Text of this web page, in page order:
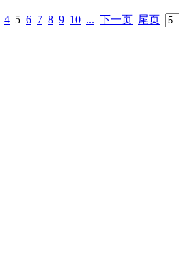
4 5 6 7 8 9 10 ... 下一页 尾页